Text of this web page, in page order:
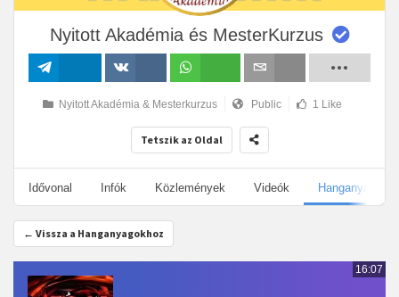
Nyitott Akadémia és MesterKurzus
Nyitott Akadémia & Mesterkurzus Public 1 Like
Tetszik az Oldal
Idővonal Infók Közlemények Videók Hanganyagok
← Vissza a Hanganyagokhoz
16:07